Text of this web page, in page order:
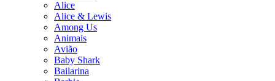
Alice
Alice & Lewis
Among Us
Animais
Avião
Baby Shark
Bailarina